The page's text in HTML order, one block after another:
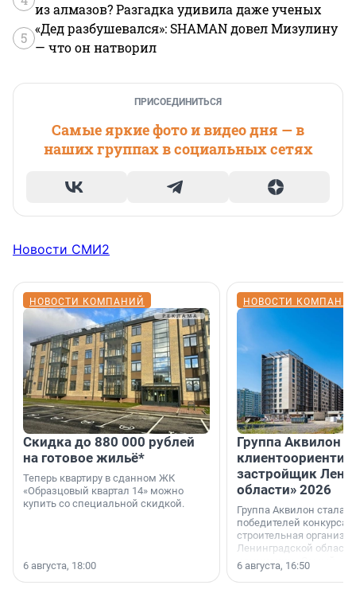
из алмазов? Разгадка удивила даже ученых
5
«Дед разбушевался»: SHAMAN довел Мизулину
— что он натворил
ПРИСОЕДИНИТЬСЯ
Самые яркие фото и видео дня — в
наших группах в социальных сетях
Новости СМИ2
НОВОСТИ КОМПАНИЙ
Скидка до 880 000 рублей
на готовое жильё*
Теперь квартиру в сданном ЖК
«Образцовый квартал 14» можно
купить со специальной скидкой.
6 августа, 18:00
НОВОСТИ
Группа Аквилон
застройщик
области» 2026
Группа Аквилон стала
победителей конкурса
строительная
Ленинградской области
номинации «Самый
застройщик
6 августа, 16:50